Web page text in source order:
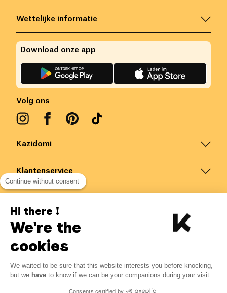
Kazidomi
Klantenservice
Wettelijke informatie
Volg ons
Download onze app
België/NL
Continue without consent
Hi there !
We're the
cookies
We waited to be sure that this website interests you before knocking,
but we have to know if we can be your companions during your visit.
Consents certified by